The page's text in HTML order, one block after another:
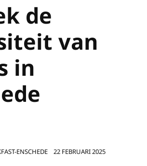
de
van
in
ENSCHEDE 22 FEBRUARI 2025